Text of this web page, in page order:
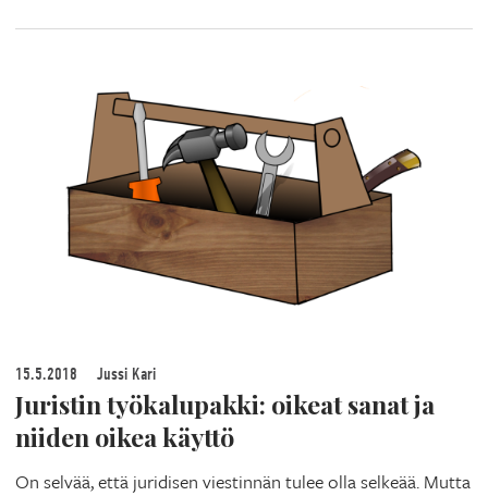
15.5.2018 Jussi Kari
Juristin työkalupakki: oikeat sanat ja
niiden oikea käyttö
On selvää, että juridisen viestinnän tulee olla selkeää. Mutta